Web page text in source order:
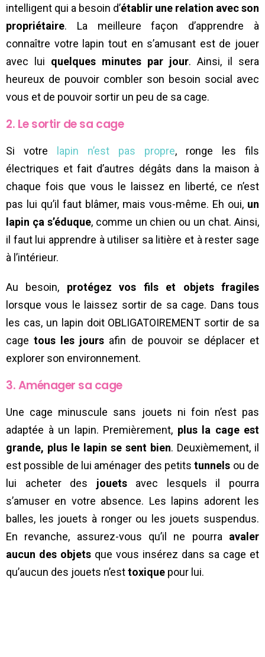
intelligent qui a besoin d’établir une relation avec son
propriétaire. La meilleure façon d’apprendre à
connaître votre lapin tout en s’amusant est de jouer
avec lui quelques minutes par jour. Ainsi, il sera
heureux de pouvoir combler son besoin social avec
vous et de pouvoir sortir un peu de sa cage.
2. Le sortir de sa cage
Si votre lapin n’est pas propre, ronge les fils
électriques et fait d’autres dégâts dans la maison à
chaque fois que vous le laissez en liberté, ce n’est
pas lui qu’il faut blâmer, mais vous-même. Eh oui, un
lapin ça s’éduque, comme un chien ou un chat. Ainsi,
il faut lui apprendre à utiliser sa litière et à rester sage
à l’intérieur.
Au besoin, protégez vos fils et objets fragiles
lorsque vous le laissez sortir de sa cage. Dans tous
les cas, un lapin doit OBLIGATOIREMENT sortir de sa
cage tous les jours afin de pouvoir se déplacer et
explorer son environnement.
3. Aménager sa cage
Une cage minuscule sans jouets ni foin n’est pas
adaptée à un lapin. Premièrement, plus la cage est
grande, plus le lapin se sent bien. Deuxièmement, il
est possible de lui aménager des petitstunnels ou de
lui acheter des jouetsavec lesquels il pourra
s’amuser en votre absence. Les lapins adorent les
balles, les jouets à ronger ou les jouets suspendus.
En revanche, assurez-vous qu’il ne pourra avaler
aucun des objets que vous insérez dans sa cage et
qu’aucun des jouets n’esttoxique pour lui.